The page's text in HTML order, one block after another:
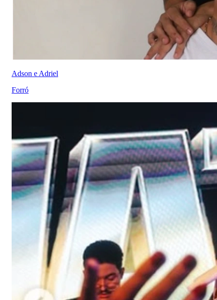
Adson e Adriel
Forró